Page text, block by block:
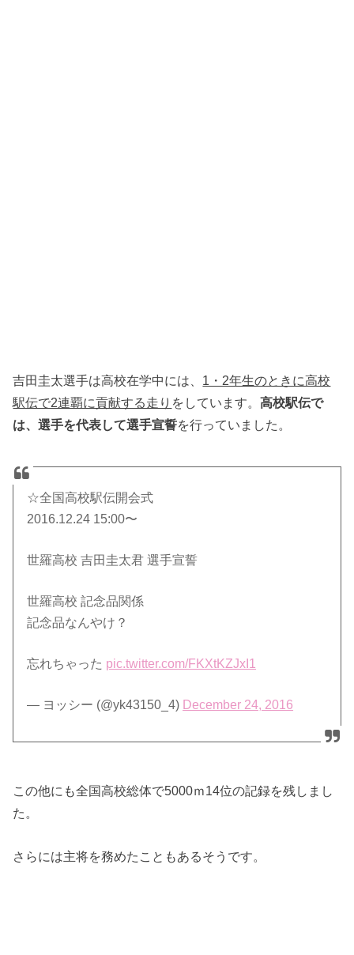
吉田圭太選手は高校在学中には、 1・2年生のときに高校
駅伝で2連覇に貢献する走り をしています。高校駅伝で
は、選手を代表して選手宣誓を行っていました。
☆全国高校駅伝開会式
2016.12.24 15:00〜
世羅高校 吉田圭太君 選手宣誓
世羅高校 記念品関係
記念品なんやけ？
忘れちゃった pic.twitter.com/FKXtKZJxI1
— ヨッシー (@yk43150_4) December 24, 2016
この他にも全国高校総体で5000ｍ14位の記録を残しまし
た。
さらには主将を務めたこともあるそうです。